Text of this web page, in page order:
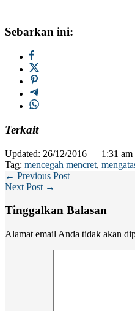
Sebarkan ini:
Terkait
Updated: 26/12/2016 — 1:31 am
Tag: mencegah mencret,
← Previous Post
Next Post →
Tinggalkan Balasan
Alamat email Anda tidak akan